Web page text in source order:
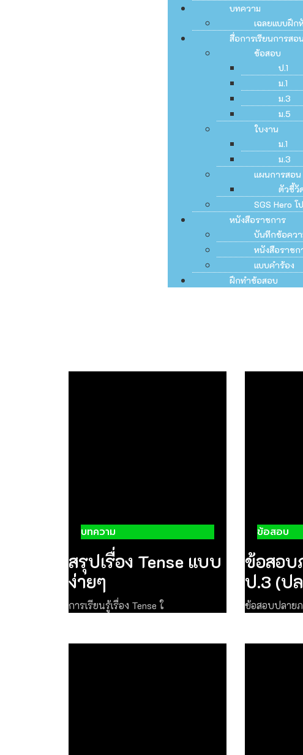
บทความ
เฉลยแบบฝึก
สื่อการเรียนการสอน
ข้อสอบ
ป.1
ม.1
ม.3
ม.5
ใบงาน
ม.1
ม.3
แผนการสอน
ตัวชี้วั
SGS Hero
หนังสือราชการ
บันทึกข้อคว
หนังสือราชก
แบบคำร้อง
ฝึกทำข้อสอบ
บทความ
สรุปเรื่อง Tense แบบ
ง่ายๆ
การเรียนรู้เรื่อง Tense ใ
ข้อสอบ
ข้อสอบ
ป.3 (ป
ข้อสอบปลาย